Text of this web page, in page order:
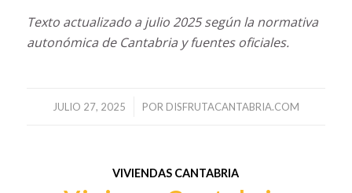
Texto actualizado a julio 2025 según la normativa
autonómica de Cantabria y fuentes oficiales.
JULIO 27, 2025
/ POR DISFRUTACANTABRIA.COM
VIVIENDAS CANTABRIA